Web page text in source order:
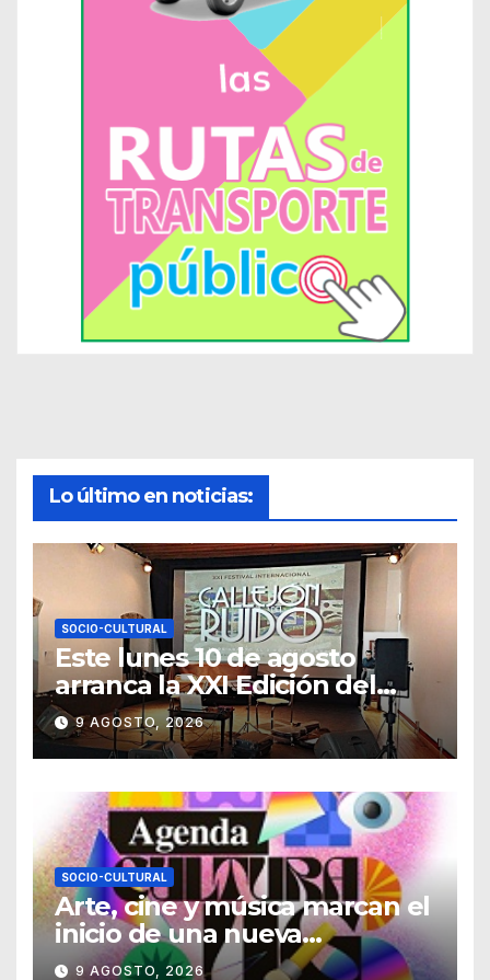
Lo último en noticias:
SOCIO-CULTURAL
Este lunes 10 de agosto
arranca la XXI Edición del
Festival Internacional
Callejón del Ruido
9 AGOSTO, 2026
SOCIO-CULTURAL
Arte, cine y música marcan el
inicio de una nueva
temporada cultural en la UG
9 AGOSTO, 2026